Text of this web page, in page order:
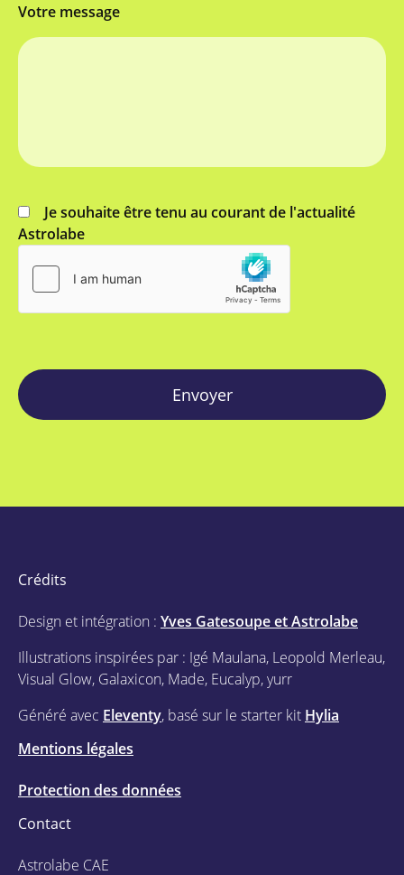
Votre message
Je souhaite être tenu au courant de l'actualité
Astrolabe
Envoyer
Crédits
Design et intégration : Yves Gatesoupe et Astrolabe
Illustrations inspirées par : Igé Maulana, Leopold Merleau,
Visual Glow, Galaxicon, Made, Eucalyp, yurr
Généré avec Eleventy, basé sur le starter kit Hylia
Mentions légales
Protection des données
Contact
Astrolabe CAE